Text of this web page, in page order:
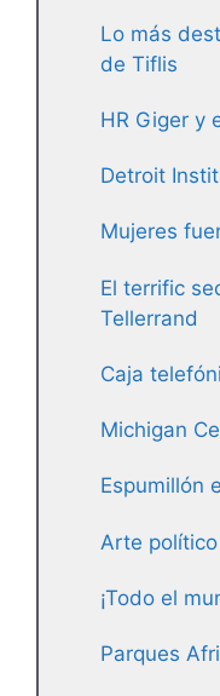
Lo más
de Tiflis
HR Giger y
Detroit
Mujeres
El terrific
Tellerrand
Caja
Michigan
Espumillón
Arte
¡Todo el
Parques